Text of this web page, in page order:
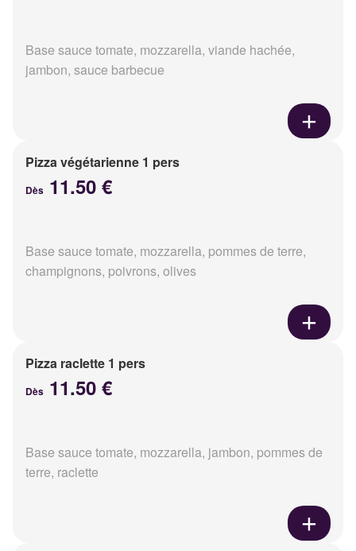
Base sauce tomate, mozzarella, viande hachée,
jambon, sauce barbecue
Pizza végétarienne 1 pers
Dès 11.50 €
Base sauce tomate, mozzarella, pommes de terre,
champignons, poivrons, olives
Pizza raclette 1 pers
Dès 11.50 €
Base sauce tomate, mozzarella, jambon, pommes de
terre, raclette